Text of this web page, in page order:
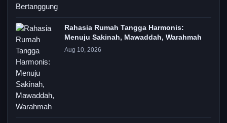
Rahasia Rumah Tangga Harmonis:
Menuju Sakinah, Mawaddah, Warahmah
Aug 10, 2026